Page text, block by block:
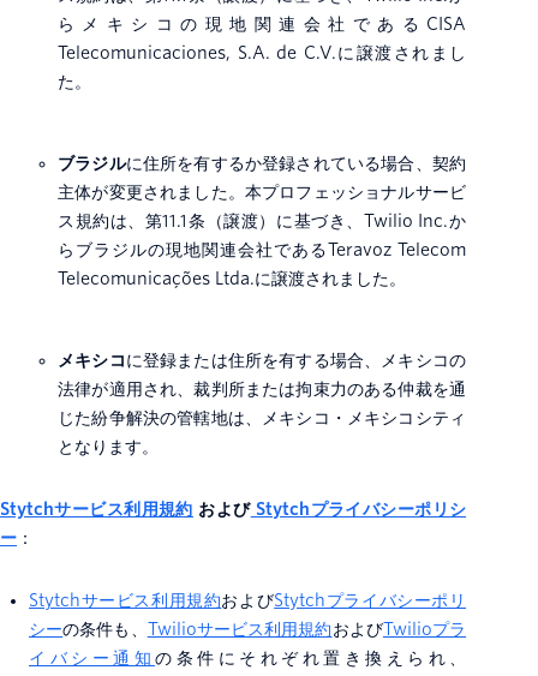
らメキシコの現地関連会社であるCISA
Telecomunicaciones, S.A. de C.V.に譲渡されまし
た。
ブラジルに住所を有するか登録されている場合、契約
主体が変更されました。本プロフェッショナルサービ
ス規約は、第11.1条（譲渡）に基づき、Twilio Inc.か
らブラジルの現地関連会社であるTeravoz Telecom
Telecomunicações Ltda.に譲渡されました。
メキシコに登録または住所を有する場合、メキシコの
法律が適用され、裁判所または拘束力のある仲裁を通
じた紛争解決の管轄地は、メキシコ・メキシコシティ
となります。
Stytchサービス利用規約 および Stytchプライバシーポリシ
ー ：
Stytchサービス利用規約およびStytchプライバシーポリ
シーの条件も、 Twilioサービス利用規約およびTwilioプラ
イバシー通知 の条件にそれぞれ置き換えられ、